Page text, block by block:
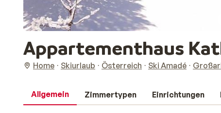
Appartementhaus
Home Skiurlaub Österreich Ski Amadé
Allgemein Zimmertypen Einrichtungen